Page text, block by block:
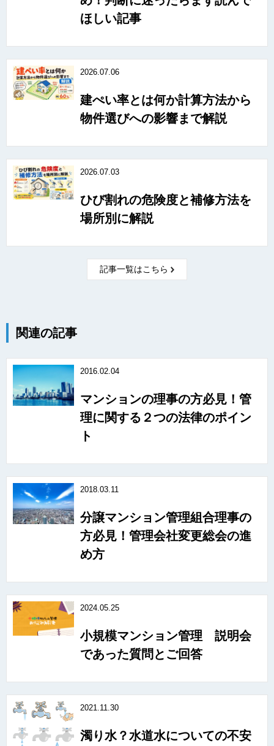
ほしい記事
2026.07.06
建ぺい率とは何か計算方法から
物件選びへの影響まで解説
2026.07.03
ひび割れの危険度と補修方法を
場所別に解説
記事一覧はこちら
関連の記事
2016.02.04
マンションの理事の方必見！管
理に関する２つの法律のポイン
ト
2018.03.11
分譲マンション管理組合理事の
方必見！管理会社変更総会の進
め方
2024.05.25
小規模マンション管理 説明会
であった質問とご回答
2021.11.30
濁り水？水道水についての不安